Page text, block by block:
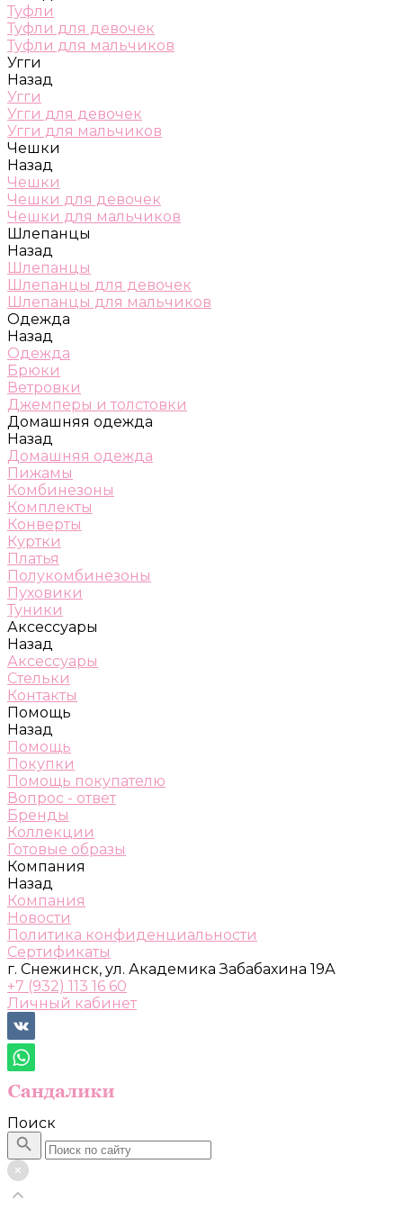
Туфли
Туфли для девочек
Туфли для мальчиков
Угги
Назад
Угги
Угги для девочек
Угги для мальчиков
Чешки
Назад
Чешки
Чешки для девочек
Чешки для мальчиков
Шлепанцы
Назад
Шлепанцы
Шлепанцы для девочек
Шлепанцы для мальчиков
Одежда
Назад
Одежда
Брюки
Ветровки
Джемперы и толстовки
Домашняя одежда
Назад
Домашняя одежда
Пижамы
Комбинезоны
Комплекты
Конверты
Куртки
Платья
Полукомбинезоны
Пуховики
Туники
Аксессуары
Назад
Аксессуары
Стельки
Контакты
Помощь
Назад
Помощь
Покупки
Помощь покупателю
Вопрос - ответ
Бренды
Коллекции
Готовые образы
Компания
Назад
Компания
Новости
Политика конфиденциальности
Сертификаты
г. Снежинск, ул. Академика Забабахина 19А
+7 (932) 113 16 60
Личный кабинет
Поиск